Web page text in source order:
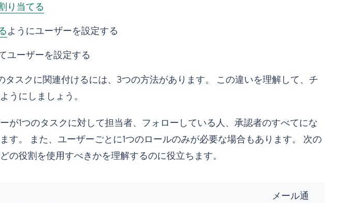
り当てる
ようにユーザーを設定する
ユーザーを設定する
タスクに関連付けるには、3つの方法があります。 この違いを理解して、チ
うにしましょう。
が1つのタスクに対して担当者、フォローしている人、承認者のすべてにな
す。 また、ユーザーごとに1つのロールのみが必要な場合もあります。 次の
の役割を使用すべきかを理解するのに役立ちます。
メール通